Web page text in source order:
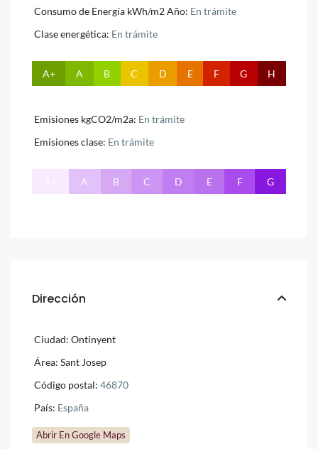
Consumo de Energía kWh/m2 Año: En trámite
Clase energética: En trámite
A+ A B C D E F G H
Emisiones kgCO2/m2a: En trámite
Emisiones clase: En trámite
A B C D E F G
Dirección
Ciudad: Ontinyent
Área: Sant Josep
Código postal: 46870
País: España
Abrir En Google Maps